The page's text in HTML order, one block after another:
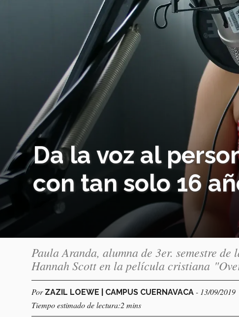
Da la voz al
con tan solo 16
Paula Aranda, alumna de 3er. semestre
Hannah Scott en la película cristiana
Por ZAZIL LOEWE | CAMPUS CUERNAVACA - 13/09/2019
Tiempo estimado de lectura:2 mins